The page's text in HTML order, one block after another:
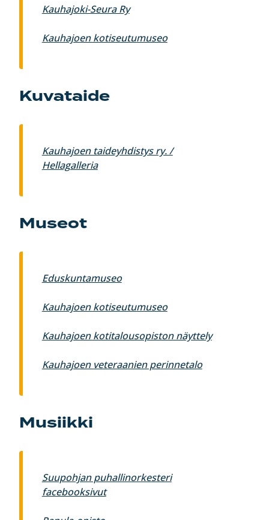
Kauhajoki-Seura Ry
Kauhajoen kotiseutumuseo
Kuvataide
Kauhajoen taideyhdistys ry. /
Hellagalleria
Museot
Eduskuntamuseo
Kauhajoen kotiseutumuseo
Kauhajoen kotitalousopiston näyttely
Kauhajoen veteraanien perinnetalo
Musiikki
Suupohjan puhallinorkesteri
facebooksivut